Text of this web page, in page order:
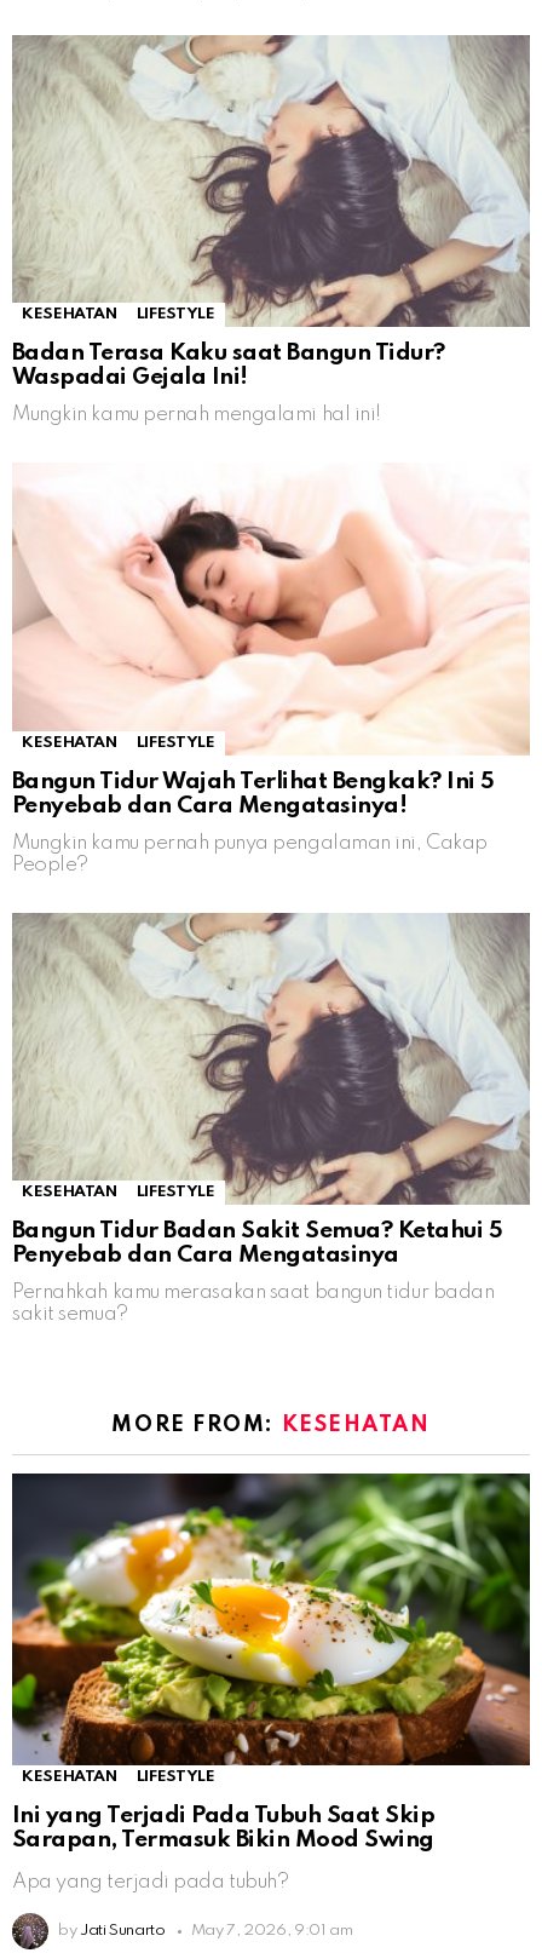
KESEHATAN LIFESTYLE
Badan Terasa Kaku saat Bangun Tidur?
Waspadai Gejala Ini!
Mungkin kamu pernah mengalami hal ini!
KESEHATAN LIFESTYLE
Bangun Tidur Wajah Terlihat Bengkak? Ini 5
Penyebab dan Cara Mengatasinya!
Mungkin kamu pernah punya pengalaman ini, Cakap
People?
KESEHATAN LIFESTYLE
Bangun Tidur Badan Sakit Semua? Ketahui 5
Penyebab dan Cara Mengatasinya
Pernahkah kamu merasakan saat bangun tidur badan
sakit semua?
MORE FROM: KESEHATAN
KESEHATAN LIFESTYLE
Ini yang Terjadi Pada Tubuh Saat Skip
Sarapan, Termasuk Bikin Mood Swing
Apa yang terjadi pada tubuh?
by Jati Sunarto May 7, 2026, 9:01 am